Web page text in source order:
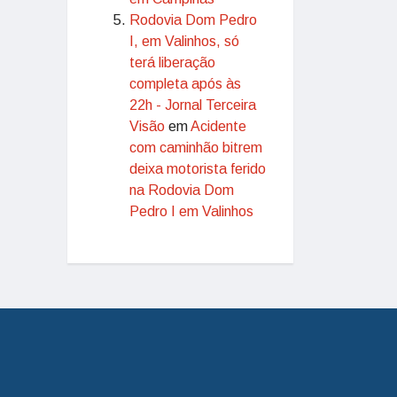
Rodovia Dom Pedro
I, em Valinhos, só
terá liberação
completa após às
22h - Jornal Terceira
Visão emAcidente
com caminhão bitrem
deixa motorista ferido
na Rodovia Dom
Pedro I em Valinhos